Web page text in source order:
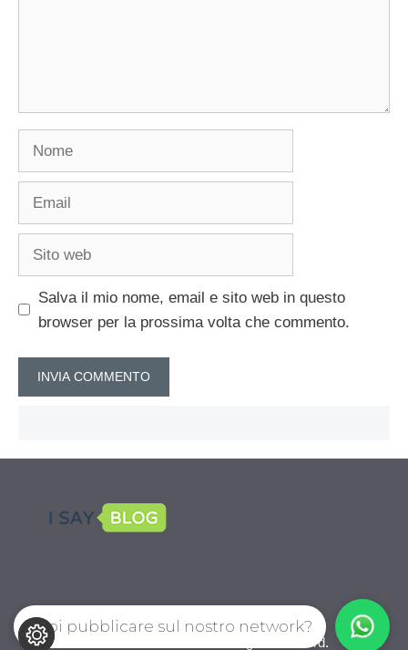
Salva il mio nome, email e sito web in questo
browser per la prossima volta che commento.
CalcioPro.com © 2026. All right reserverd.
Vuoi pubblicare sul nostro network?